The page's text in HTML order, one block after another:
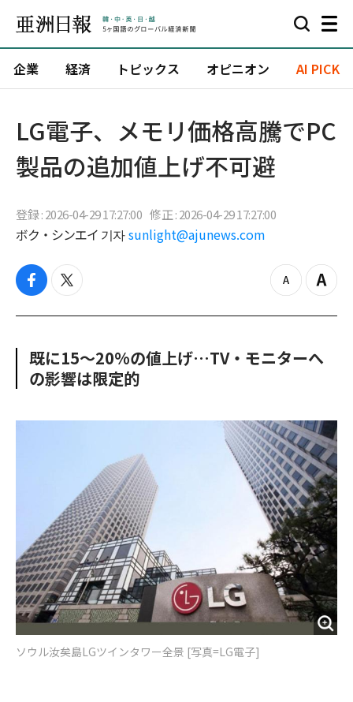
企業 経済 トピックス オピニオン AI PICK
LG電子、メモリ価格高騰でPC
製品の追加値上げ不可避
登録 : 2026-04-29 17:27:00 修正 : 2026-04-29 17:27:00
ボク・シンエイ 기자 sunlight@ajunews.com
f
c
o
o
t
i
e
r
z
o
u
Z
o
n
既に15〜20%の値上げ…TV・モニターへ
の影響は限定的
ソウル汝矣島LGツインタワー全景 [写真=LG電子]